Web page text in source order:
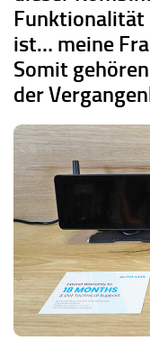
Funktionalität
ist… meine
Somit
der